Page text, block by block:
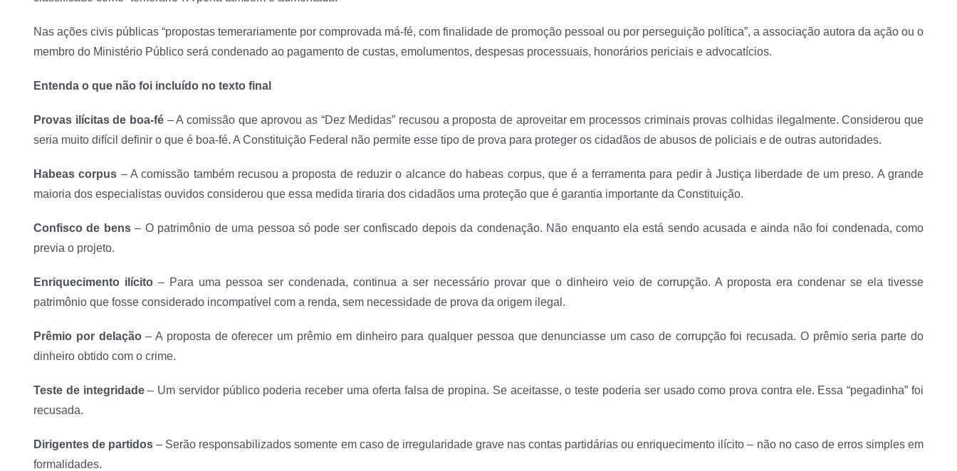
Nas ações civis públicas “propostas temerariamente por comprovada má-fé, com finalidade de promoção pessoal ou por perseguição política”, a associação autora da ação ou o
membro do Ministério Público será condenado ao pagamento de custas, emolumentos, despesas processuais, honorários periciais e advocatícios.
Entenda o que não foi incluído no texto final
Provas ilícitas de boa-fé – A comissão que aprovou as “Dez Medidas” recusou a proposta de aproveitar em processos criminais provas colhidas ilegalmente. Considerou que
seria muito difícil definir o que é boa-fé. A Constituição Federal não permite esse tipo de prova para proteger os cidadãos de abusos de policiais e de outras autoridades.
Habeas corpus – A comissão também recusou a proposta de reduzir o alcance do habeas corpus, que é a ferramenta para pedir à Justiça liberdade de um preso. A grande
maioria dos especialistas ouvidos considerou que essa medida tiraria dos cidadãos uma proteção que é garantia importante da Constituição.
Confisco de bens– O patrimônio de uma pessoa só pode ser confiscado depois da condenação. Não enquanto ela está sendo acusada e ainda não foi condenada, como
previa o projeto.
Enriquecimento ilícito – Para uma pessoa ser condenada, continua a ser necessário provar que o dinheiro veio de corrupção. A proposta era condenar se ela tivesse
patrimônio que fosse considerado incompatível com a renda, sem necessidade de prova da origem ilegal.
Prêmio por delação– A proposta de oferecer um prêmio em dinheiro para qualquer pessoa que denunciasse um caso de corrupção foi recusada. O prêmio seria parte do
dinheiro obtido com o crime.
Teste de integridade– Um servidor público poderia receber uma oferta falsa de propina. Se aceitasse, o teste poderia ser usado como prova contra ele. Essa “pegadinha” foi
recusada.
Dirigentes de partidos– Serão responsabilizados somente em caso de irregularidade grave nas contas partidárias ou enriquecimento ilícito – não no caso de erros simples em
formalidades.